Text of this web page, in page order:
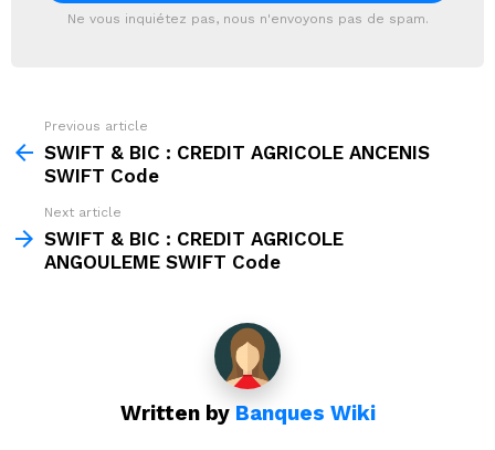
Ne vous inquiétez pas, nous n'envoyons pas de spam.
more
Previous article
SWIFT & BIC : CREDIT AGRICOLE ANCENIS
SWIFT Code
Next article
SWIFT & BIC : CREDIT AGRICOLE
ANGOULEME SWIFT Code
Written by Banques Wiki